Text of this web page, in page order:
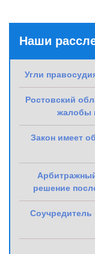
Наши
Угли
Ростовский
жалобы
Закон имеет
решение
Соучредитель